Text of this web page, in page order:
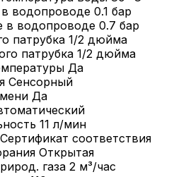
водопроводе 0.1 бар
в водопроводе 0.7 бар
патрубка 1/2 дюйма
патрубка 1/2 дюйма
Да
Сенсорный
Да
11 л/мин
Сертификат соответствия
Открытая
газа 2 м³/час